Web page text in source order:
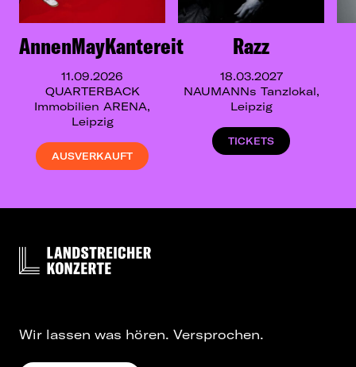
AnnenMayKantereit
11.09.2026
QUARTERBACK
Immobilien ARENA,
Leipzig
AUSVERKAUFT
Razz
18.03.2027
NAUMANNs Tanzlokal,
Leipzig
TICKETS
Wir lassen was hören. Versprochen.